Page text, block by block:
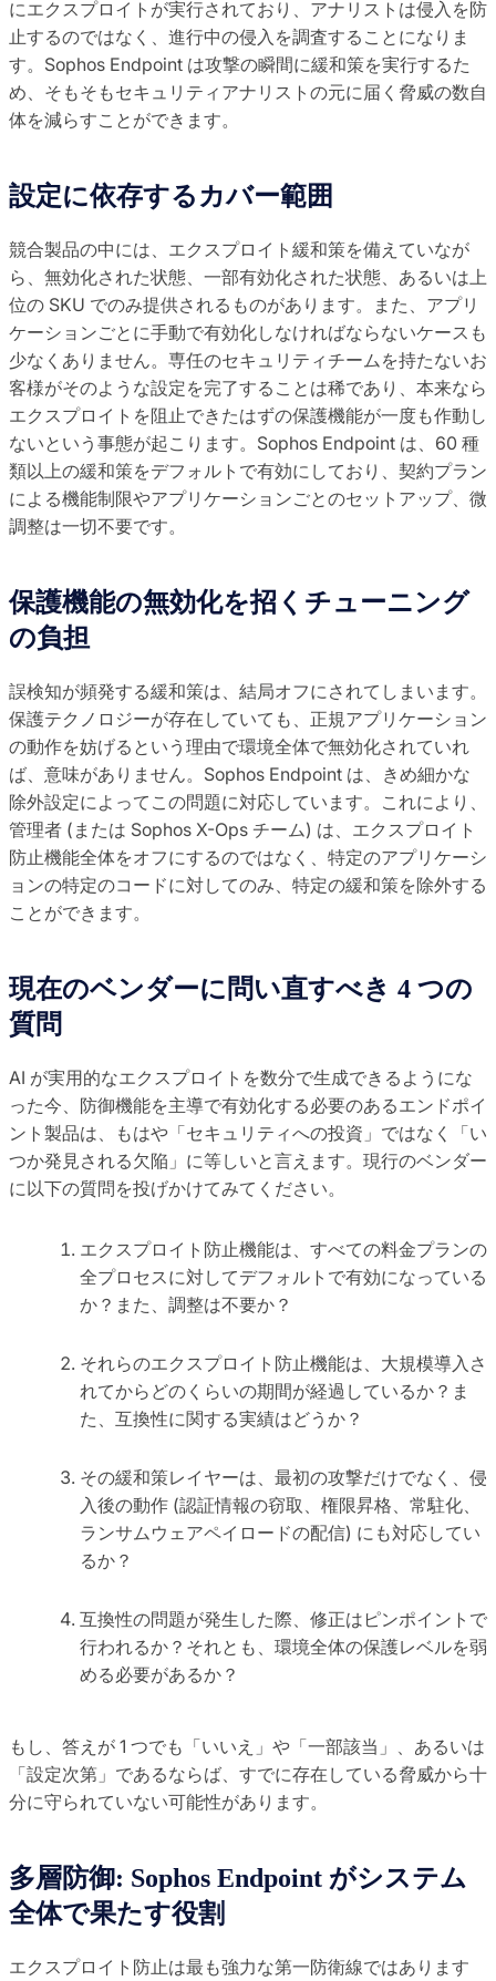
にエクスプロイトが実行されており、アナリストは侵入を防
止するのではなく、進行中の侵入を調査することになりま
す。Sophos Endpoint は攻撃の瞬間に緩和策を実行するた
め、そもそもセキュリティアナリストの元に届く脅威の数自
体を減らすことができます。
設定に依存するカバー範囲
競合製品の中には、エクスプロイト緩和策を備えていなが
ら、無効化された状態、一部有効化された状態、あるいは上
位の SKU でのみ提供されるものがあります。また、アプリ
ケーションごとに手動で有効化しなければならないケースも
少なくありません。専任のセキュリティチームを持たないお
客様がそのような設定を完了することは稀であり、本来なら
エクスプロイトを阻止できたはずの保護機能が一度も作動し
ないという事態が起こります。Sophos Endpoint は、60 種
類以上の緩和策をデフォルトで有効にしており、契約プラン
による機能制限やアプリケーションごとのセットアップ、微
調整は一切不要です。
保護機能の無効化を招くチューニング
の負担
誤検知が頻発する緩和策は、結局オフにされてしまいます。
保護テクノロジーが存在していても、正規アプリケーション
の動作を妨げるという理由で環境全体で無効化されていれ
ば、意味がありません。Sophos Endpoint は、きめ細かな
除外設定によってこの問題に対応しています。これにより、
管理者 (または Sophos X-Ops チーム) は、エクスプロイト
防止機能全体をオフにするのではなく、特定のアプリケーシ
ョンの特定のコードに対してのみ、特定の緩和策を除外する
ことができます。
現在のベンダーに問い直すべき 4 つの
質問
AI が実用的なエクスプロイトを数分で生成できるようにな
った今、防御機能を主導で有効化する必要のあるエンドポイ
ント製品は、もはや「セキュリティへの投資」ではなく「い
つか発見される欠陥」に等しいと言えます。現行のベンダー
に以下の質問を投げかけてみてください。
エクスプロイト防止機能は、すべての料金プランの
全プロセスに対してデフォルトで有効になっている
か？また、調整は不要か？
それらのエクスプロイト防止機能は、大規模導入さ
れてからどのくらいの期間が経過しているか？ま
た、互換性に関する実績はどうか？
その緩和策レイヤーは、最初の攻撃だけでなく、侵
入後の動作 (認証情報の窃取、権限昇格、常駐化、
ランサムウェアペイロードの配信) にも対応してい
るか？
互換性の問題が発生した際、修正はピンポイントで
行われるか？それとも、環境全体の保護レベルを弱
める必要があるか？
もし、答えが 1 つでも「いいえ」や「一部該当」、あるいは
「設定次第」であるならば、すでに存在している脅威から十
分に守られていない可能性があります。
多層防御: Sophos Endpoint がシステム
全体で果たす役割
エクスプロイト防止は最も強力な第一防衛線ではあります